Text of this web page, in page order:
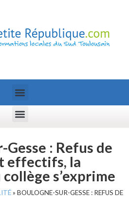
: Refus de
effectifs, la
s’exprime
» BOULOGNE-SUR-GESSE : REFUS DE